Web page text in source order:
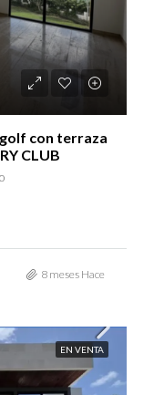
con terraza
CLUB
8 meses Hace
EN VENTA